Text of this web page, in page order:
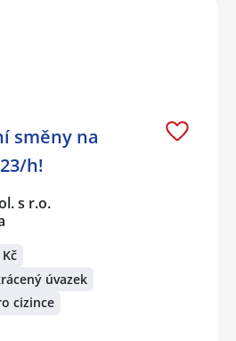
směny na
h!
s r.o.
úvazek
cizince